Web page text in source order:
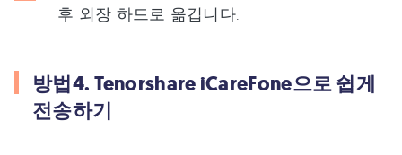
후 외장 하드로 옮깁니다.
방법4. Tenorshare iCareFone으로 쉽게
전송하기